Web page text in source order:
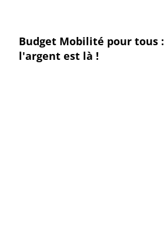
Budget Mobilité pour tous :
l'argent est là !